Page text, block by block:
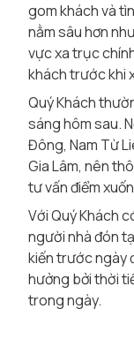
gom khách và
nằm sâu hơn
vực xa trục
khách trước khi
Quý Khách
sáng hôm sau.
Đông, Nam Từ
Gia Lâm, nên
tư vấn điểm
Với Quý Khách
người nhà đón
kiến trước ngày
hưởng bởi thời
trong ngày.